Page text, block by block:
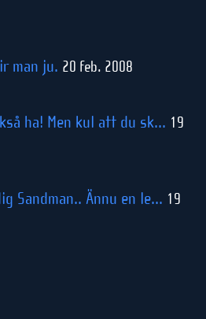
man ju. 20 feb. 2008
ha! Men kul att du sk... 19
Sandman.. Ännu en le... 19